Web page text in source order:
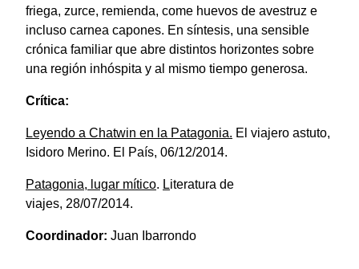
friega, zurce, remienda, come huevos de avestruz e
incluso carnea capones. En síntesis, una sensible
crónica familiar que abre distintos horizontes sobre
una región inhóspita y al mismo tiempo generosa.
Crítica:
Leyendo a Chatwin en la Patagonia. El viajero astuto,
Isidoro Merino. El País, 06/12/2014.
Patagonia, lugar mítico. Literatura de
viajes, 28/07/2014.
Coordinador: Juan Ibarrondo